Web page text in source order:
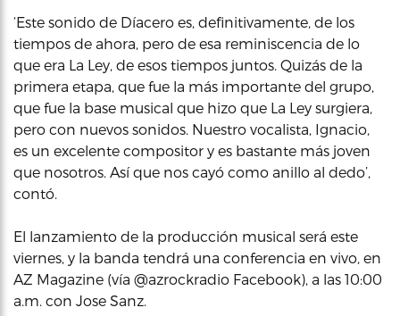
‘Este sonido de Díacero es, definitivamente, de los
tiempos de ahora, pero de esa reminiscencia de lo
que era La Ley, de esos tiempos juntos. Quizás de la
primera etapa, que fue la más importante del grupo,
que fue la base musical que hizo que La Ley surgiera,
pero con nuevos sonidos. Nuestro vocalista, Ignacio,
es un excelente compositor y es bastante más joven
que nosotros. Así que nos cayó como anillo al dedo’,
contó.
El lanzamiento de la producción musical será este
viernes, y la banda tendrá una conferencia en vivo, en
AZ Magazine (vía @azrockradio Facebook), a las 10:00
a.m. con Jose Sanz.